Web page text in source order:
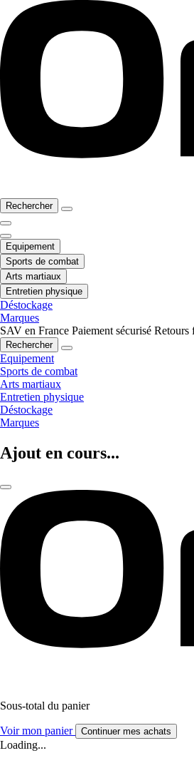
Rechercher
Equipement
Sports de combat
Arts martiaux
Entretien physique
Déstockage
Marques
SAV en France Paiement sécurisé Retours
Rechercher
Equipement
Sports de combat
Arts martiaux
Entretien physique
Déstockage
Marques
Ajout en cours...
Sous-total du panier
Voir mon panier Continuer mes achats
Loading...